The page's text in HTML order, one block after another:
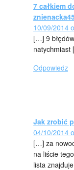
7 całkiem
10/09/2014
[…] 9
Odpowiedz
Jak zrobić
04/10/2014
[…] za
na liście
lista